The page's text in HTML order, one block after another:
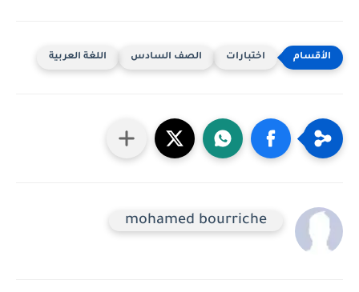
اختبارات الصف السادس اللغة العربية
mohamed bourriche